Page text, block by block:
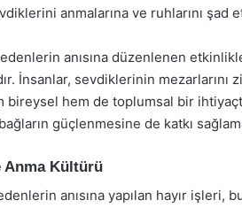
anmalarına ve ruhlarını şad
edenlerin anısına düzenlenen
İnsanlar, sevdiklerinin mezarlarını
bireysel hem de toplumsal bir
güçlenmesine de katkı
Anma Kültürü
anısına yapılan hayır işleri,